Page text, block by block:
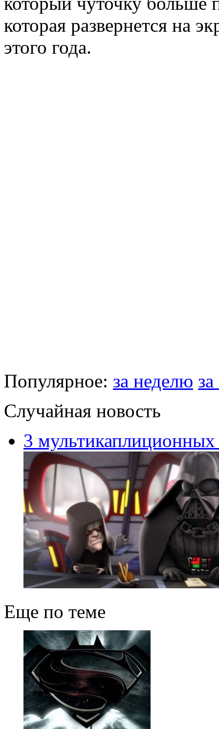
которая развернется на
этого года.
Популярное: за неделю
Случайная новость
3 мультикаплиционных
Еще по теме